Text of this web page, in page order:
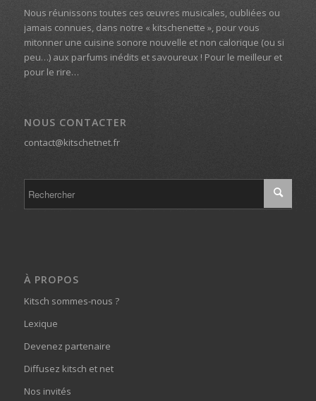
Nous réunissons toutes ces œuvres musicales, oubliées ou
jamais connues, dans notre « kitschenette », pour vous
mitonner une cuisine sonore nouvelle et non calorique (ou si
peu…) aux parfums inédits et savoureux ! Pour le meilleur et
pour le rire…
NOUS CONTACTER
contact@kitschetnet.fr
À PROPOS
Kitsch sommes-nous ?
Lexique
Devenez partenaire
Diffusez kitsch et net
Nos invités